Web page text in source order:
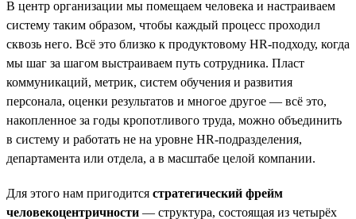
В центр организации мы помещаем человека и настраиваем
систему таким образом, чтобы каждый процесс проходил
сквозь него. Всё это близко к продуктовому HR-подходу, когда
мы шаг за шагом выстраиваем путь сотрудника. Пласт
коммуникаций, метрик, систем обучения и развития
персонала, оценки результатов и многое другое — всё это,
накопленное за годы кропотливого труда, можно объединить
в систему и работать не на уровне HR-подразделения,
департамента или отдела, а в масштабе целой компании.
Для этого нам пригодится стратегический фрейм
человекоцентричности — структура, состоящая из четырёх